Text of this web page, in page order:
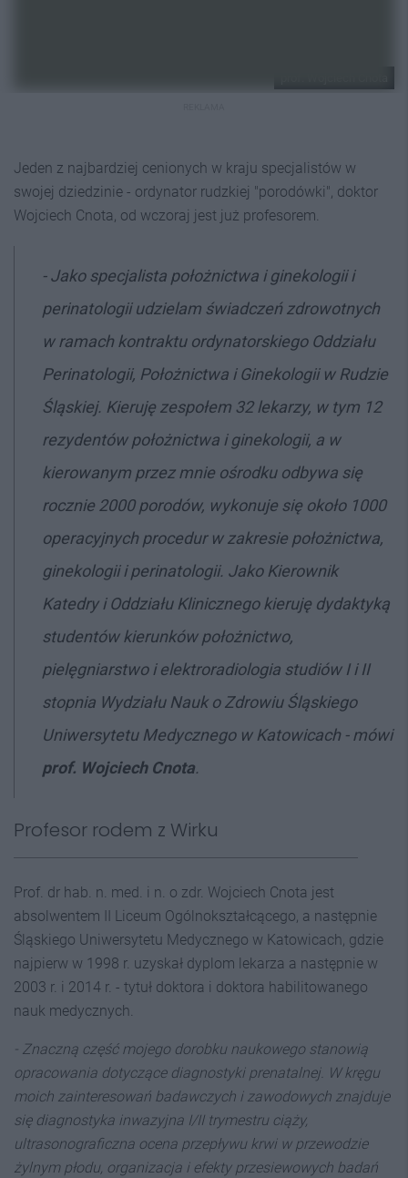
Jeden z najbardziej cenionych w kraju specjalistów w
swojej dziedzinie - ordynator rudzkiej "porodówki", doktor
Wojciech Cnota, od wczoraj jest już profesorem.
- Jako specjalista położnictwa i ginekologii i
perinatologii udzielam świadczeń zdrowotnych
w ramach kontraktu ordynatorskiego Oddziału
Perinatologii, Położnictwa i Ginekologii w Rudzie
Śląskiej. Kieruję zespołem 32 lekarzy, w tym 12
rezydentów położnictwa i ginekologii, a w
kierowanym przez mnie ośrodku odbywa się
rocznie 2000 porodów, wykonuje się około 1000
operacyjnych procedur w zakresie położnictwa,
ginekologii i perinatologii. Jako Kierownik
Katedry i Oddziału Klinicznego kieruję dydaktyką
studentów kierunków położnictwo,
pielęgniarstwo i elektroradiologia studiów I i II
stopnia Wydziału Nauk o Zdrowiu Śląskiego
Uniwersytetu Medycznego w Katowicach - mówi
prof. Wojciech Cnota.
Profesor rodem z Wirku
Prof. dr hab. n. med. i n. o zdr. Wojciech Cnota jest
absolwentem II Liceum Ogólnokształcącego, a następnie
Śląskiego Uniwersytetu Medycznego w Katowicach, gdzie
najpierw w 1998 r. uzyskał dyplom lekarza a następnie w
2003 r. i 2014 r. - tytuł doktora i doktora habilitowanego
nauk medycznych.
- Znaczną część mojego dorobku naukowego stanowią
opracowania dotyczące diagnostyki prenatalnej. W kręgu
moich zainteresowań badawczych i zawodowych znajduje
się diagnostyka inwazyjna I/II trymestru ciąży,
ultrasonograficzna ocena przepływu krwi w przewodzie
żylnym płodu, organizacja i efekty przesiewowych badań